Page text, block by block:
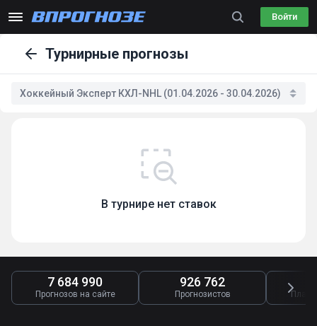
Войти
Турнирные прогнозы
Хоккейный Эксперт КХЛ-NHL (01.04.2026 - 30.04.2026)
В турнире нет ставок
7 684 990
Прогнозов на сайте
926 762
Прогнозистов